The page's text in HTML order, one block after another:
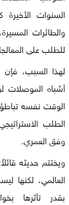
السنوات
والطائرات
للطلب على
لهذا السبب،
أشباه
الوقت نفسه
الطلب
وفق العمري.
ويختتم حديثه
العالمي، لكنها
بقدر تأثرها